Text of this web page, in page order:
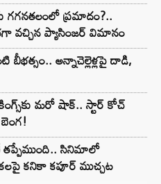
గగనతలంలో ప్రమాదం?..
వచ్చిన ప్యాసింజర్ విమానం
బీభత్సం.. అన్నాచెల్లెళ్లపై దాడి,
మరో షాక్.. స్టార్ కోచ్
తప్పేముంది.. సినిమాలో
కనికా కపూర్ ముచ్చట